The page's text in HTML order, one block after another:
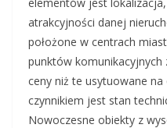
atrakcyjności danej
położone w centrach
punktów komunikacyjnych
ceny niż te usytuowane
czynnikiem jest stan
Nowoczesne obiekty z